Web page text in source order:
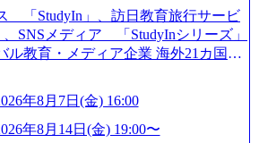
に到達。上場を目指し、さらに採用
る。 人にフォーカスをして急成長す
ティングファーム【株式会社ノース
、庄司氏インタビュー】 (https://my-vi
年比205%の売上成長を遂げるなど、
る。 ​ 新規事業立案から業務改革、IT
「StudyIn」、訪日教育旅行サービ
SNSメディア 「StudyInシリーズ」
教育・メディア企業 海外21カ国と
ィア事業を基盤と
育旅行・SNSマーケティング事業
より多くの人に、グローバルという
年8月7日(金) 16:00
年8月14日(金) 19:00〜